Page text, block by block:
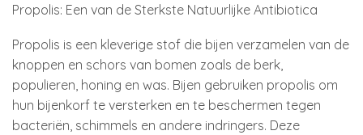
Propolis: Een van de Sterkste Natuurlijke Antibiotica
Propolis is een kleverige stof die bijen verzamelen van de
knoppen en schors van bomen zoals de berk,
populieren, honing en was. Bijen gebruiken propolis om
hun bijenkorf te versterken en te beschermen tegen
bacteriën, schimmels en andere indringers. Deze